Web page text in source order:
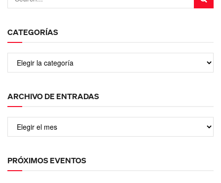
CATEGORÍAS
ARCHIVO DE ENTRADAS
PRÓXIMOS EVENTOS